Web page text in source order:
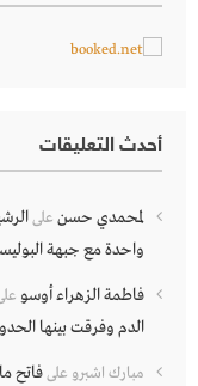
أحدث التعليقات
لمحمدي حسن على
واحدة مع جبهة
فاطمة الزهراء أوسو
الدم وفرقت بينها
مبارك اشبرو علىفاتح